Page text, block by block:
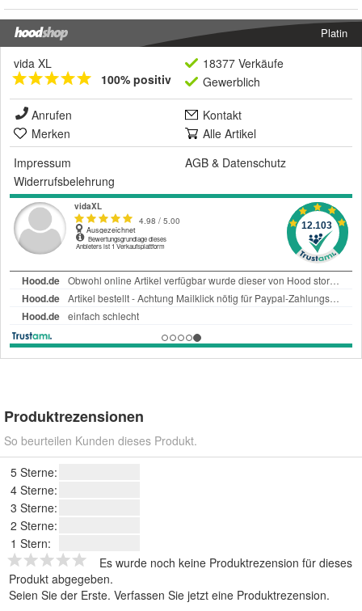
Platin
vida XL
100% positiv
18377 Verkäufe
Gewerblich
Anrufen
Kontakt
Merken
Alle Artikel
Impressum
AGB & Datenschutz
Widerrufsbelehrung
Produktrezensionen
So beurteilen Kunden dieses Produkt.
5 Sterne:
4 Sterne:
3 Sterne:
2 Sterne:
1 Stern:
Es wurde noch keine Produktrezension für dieses
Produkt abgegeben.
Seien Sie der Erste. Verfassen Sie jetzt eine Produktrezension.